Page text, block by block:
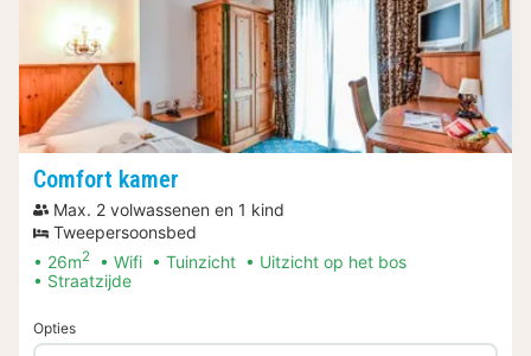
Comfort kamer
Max. 2 volwassenen en 1 kind
Tweepersoonsbed
26m2 Wifi Tuinzicht
Uitzicht op het bos
Straatzijde
Opties